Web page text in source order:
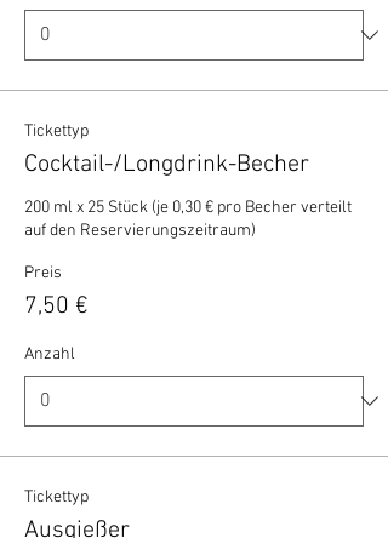
Tickettyp
Cocktail-/Longdrink-Becher
200 ml x 25 Stück (je 0,30 € pro Becher verteilt
auf den Reservierungszeitraum)
Preis
7,50 €
Anzahl
Tickettyp
Ausgießer